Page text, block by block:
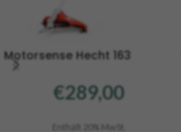
Motorsense Hecht 163
€289,00
Enthält 20% MwSt.